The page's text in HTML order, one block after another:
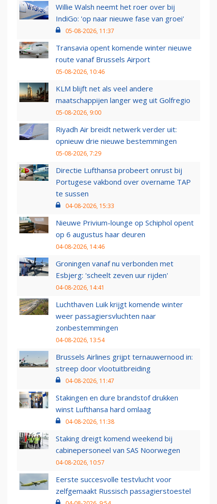
Willie Walsh neemt het roer over bij
IndiGo: 'op naar nieuwe fase van groei'
05-08-2026, 11:37
Transavia opent komende winter nieuwe
route vanaf Brussels Airport
05-08-2026, 10:46
KLM blijft net als veel andere
maatschappijen langer weg uit Golfregio
05-08-2026, 9:00
Riyadh Air breidt netwerk verder uit:
opnieuw drie nieuwe bestemmingen
05-08-2026, 7:29
Directie Lufthansa probeert onrust bij
Portugese vakbond over overname TAP
te sussen
04-08-2026, 15:33
Nieuwe Privium-lounge op Schiphol opent
op 6 augustus haar deuren
04-08-2026, 14:46
Groningen vanaf nu verbonden met
Esbjerg: 'scheelt zeven uur rijden'
04-08-2026, 14:41
Luchthaven Luik krijgt komende winter
weer passagiersvluchten naar
zonbestemmingen
04-08-2026, 13:54
Brussels Airlines grijpt ternauwernood in:
streep door vlootuitbreiding
04-08-2026, 11:47
Stakingen en dure brandstof drukken
winst Lufthansa hard omlaag
04-08-2026, 11:38
Staking dreigt komend weekend bij
cabinepersoneel van SAS Noorwegen
04-08-2026, 10:57
Eerste succesvolle testvlucht voor
zelfgemaakt Russisch passagierstoestel